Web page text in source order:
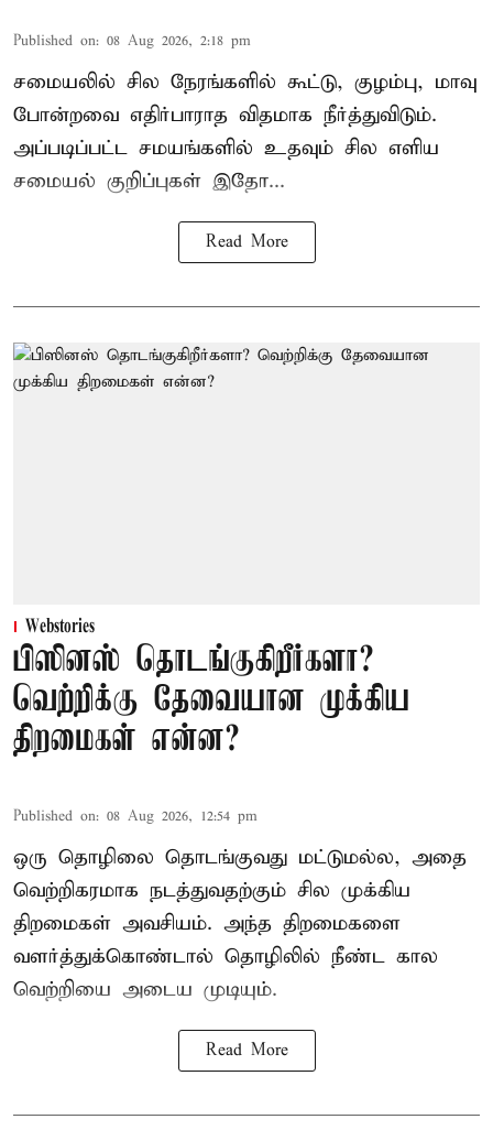
Published on: 08 Aug 2026, 2:18 pm
சமையலில் சில நேரங்களில் கூட்டு, குழம்பு, மாவு
போன்றவை எதிர்பாராத விதமாக நீர்த்துவிடும்.
அப்படிப்பட்ட சமயங்களில் உதவும் சில எளிய
சமையல் குறிப்புகள் இதோ...
Read More
Webstories
பிஸினஸ் தொடங்குகிறீர்களா?
வெற்றிக்கு தேவையான முக்கிய
திறமைகள் என்ன?
Published on: 08 Aug 2026, 12:54 pm
ஒரு தொழிலை தொடங்குவது மட்டுமல்ல, அதை
வெற்றிகரமாக நடத்துவதற்கும் சில முக்கிய
திறமைகள் அவசியம். அந்த திறமைகளை
வளர்த்துக்கொண்டால் தொழிலில் நீண்ட கால
வெற்றியை அடைய முடியும்.
Read More